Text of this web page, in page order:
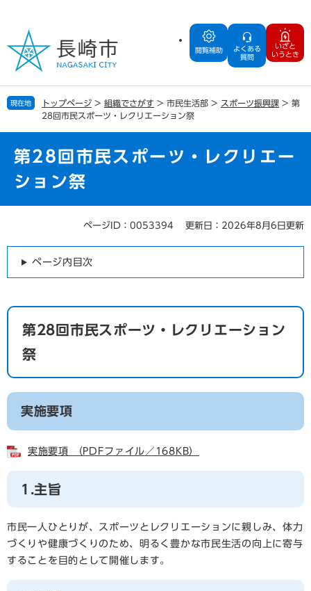
の
で
す
ー
ば
し
閲覧補助
よくある
質問
いざと
いうとき
現在地 トップページ > 組織でさがす > 市民生活部 > スポーツ振興課 > 第
28回市民スポーツ・レクリエーション祭
第28回市民スポーツ・レクリエー
ション祭
ページID：0053394 更新日：2026年8月6日更新
ページ内目次
第28回市民スポーツ・レクリエーション
祭
実施要項
実施要項 （PDFファイル／168KB）
1.主旨
市民一人ひとりが、スポーツとレクリエーションに親しみ、体力
づくりや健康づくりのため、明るく豊かな市民生活の向上に寄与
することを目的として開催します。​